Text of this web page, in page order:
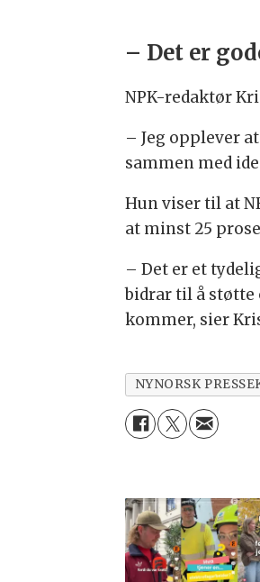
– Det er
NPK-redaktør
– Jeg opplever
sammen med
Hun viser til at
at minst 25
– Det er et
bidrar til å støtte
kommer, sier
NYNORSK